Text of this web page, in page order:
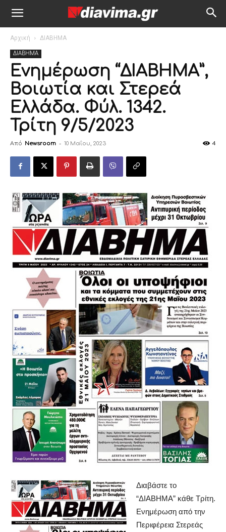
Αρχική ΔΙΑΒΗΜΑ
ΔΙΑΒΗΜΑ
Ενημέρωση “ΔΙΑΒΗΜΑ”,
Βοιωτία και Στερεά
Ελλάδα. Φύλ. 1342.
Τρίτη 9/5/2023
Από Newsroom - 10 Μαΐου, 2023 4
Διαβάστε το
“ΔIABHMA” κάθε Τρίτη.
Ενημέρωση από την
Περιφέρεια Στερεάς